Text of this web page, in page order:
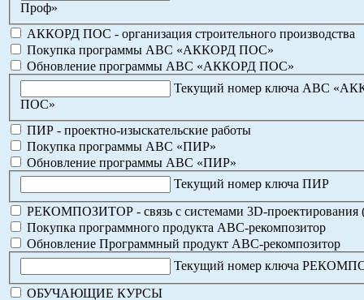
Проф»
АККОРД ПОС - организация строительного производства
Покупка программы АВС «АККОРД ПОС»
Обновление программы АВС «АККОРД ПОС»
Текущий номер ключа АВС
ПОС»
ПИР - проектно-изыскательские работы
Покупка программы АВС «ПИР»
Обновление программы АВС «ПИР»
Текущий номер ключа ПИР
РЕКОМПОЗИТОР - связь с системами 3D-проектирования
Покупка программного продукта АВС-рекомпозитор
Обновление Программный продукт АВС-рекомпозитор
Текущий номер ключа
ОБУЧАЮЩИЕ КУРСЫ